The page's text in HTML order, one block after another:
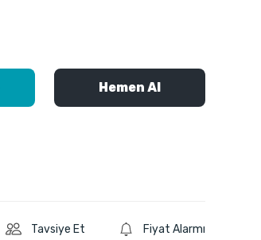
Hemen Al
Tavsiye Et Fiyat Alarmı